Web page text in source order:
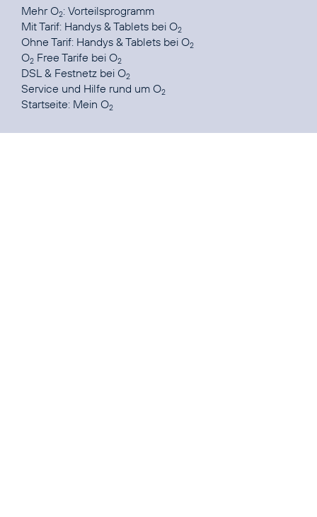
Mehr O2: Vorteilsprogramm
Mit Tarif: Handys & Tablets bei O2
Ohne Tarif: Handys & Tablets bei O2
O2 Free Tarife bei O2
DSL & Festnetz bei O2
Service und Hilfe rund um O2
Startseite: Mein O2